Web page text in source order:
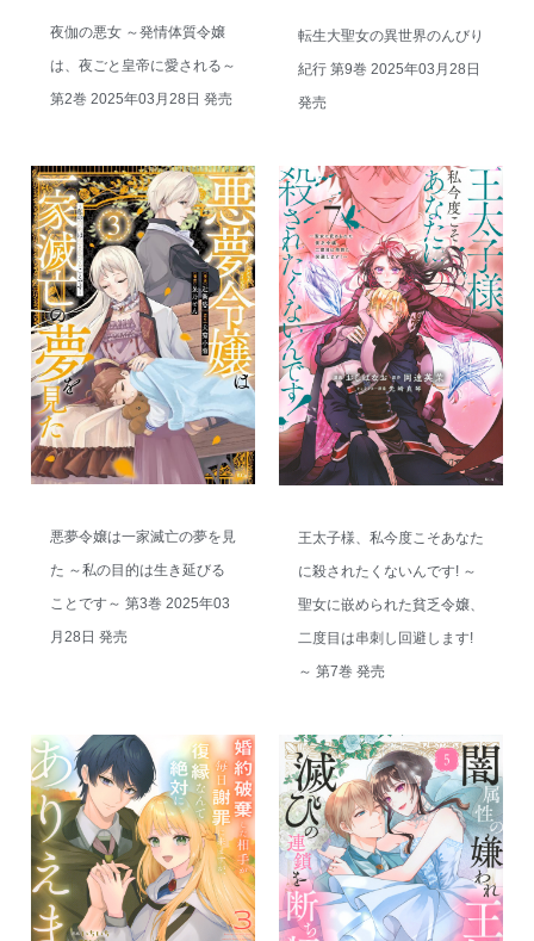
夜伽の悪女 ～発情体質令嬢
は、夜ごと皇帝に愛される～
第2巻 2025年03月28日 発売
転生大聖女の異世界のんびり
紀行 第9巻 2025年03月28日
発売
悪夢令嬢は一家滅亡の夢を見
た ～私の目的は生き延びる
ことです～ 第3巻 2025年03
月28日 発売
王太子様、私今度こそあなた
に殺されたくないんです! ～
聖女に嵌められた貧乏令嬢、
二度目は串刺し回避します!
～ 第7巻 発売